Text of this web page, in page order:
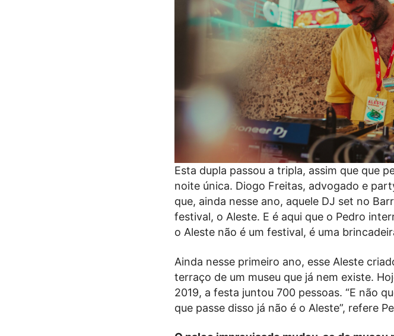
Esta dupla passou a tripla, assim que que
noite única. Diogo Freitas, advogado e
que, ainda nesse ano, aquele DJ set no
festival, o Aleste. E é aqui que o Pedro
o Aleste não é um festival, é uma
Ainda nesse primeiro ano, esse Aleste
terraço de um museu que já nem existe.
2019, a festa juntou 700 pessoas. “E não
que passe disso já não é o Aleste”, refere